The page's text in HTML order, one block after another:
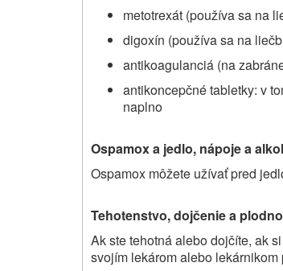
metotrexát (používa sa na
digoxín (používa sa na
antikoagulanciá (na
antikoncepčné tabletky: v
naplno
Ospamox a jedlo, nápoje a
Ospamox môžete užívať pred
Tehotenstvo, dojčenie a
Ak ste tehotná alebo dojčíte, ak
svojím lekárom alebo